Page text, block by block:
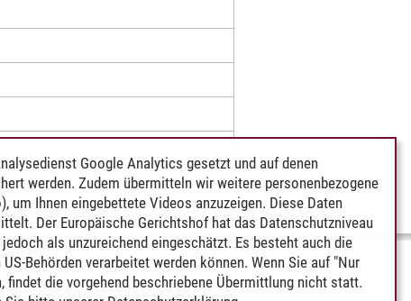
Google Analytics gesetzt und auf denen
werden. Zudem übermitteln wir weitere personenbezogene
um Ihnen eingebettete Videos anzuzeigen. Diese Daten
Der Europäische Gerichtshof hat das Datenschutzniveau
als unzureichend eingeschätzt. Es besteht auch die
Behörden verarbeitet werden können. Wenn Sie auf "Nur
findet die vorgehend beschriebene Übermittlung nicht statt.